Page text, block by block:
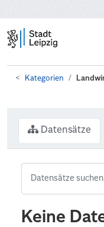
Kategorien
Datensätze
Keine